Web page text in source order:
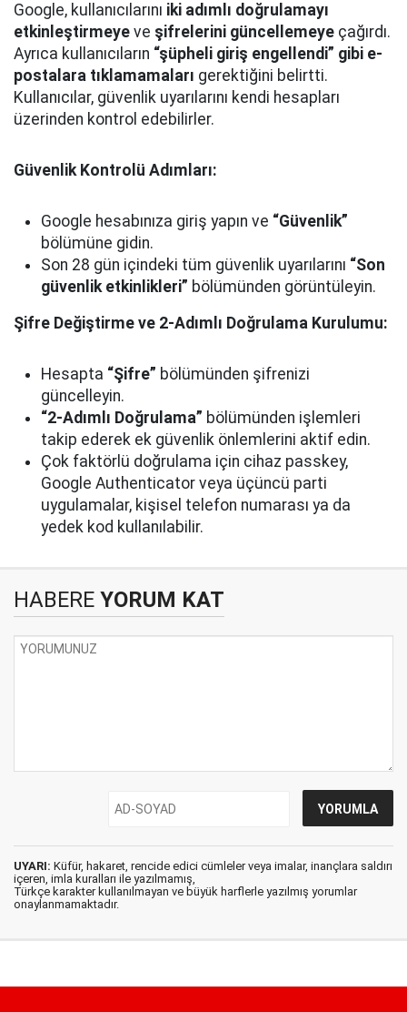
Google, kullanıcılarını iki adımlı doğrulamayı
etkinleştirmeye ve şifrelerini güncellemeye çağırdı.
Ayrıca kullanıcıların “şüpheli giriş engellendi” gibi e-
postalara tıklamamaları gerektiğini belirtti.
Kullanıcılar, güvenlik uyarılarını kendi hesapları
üzerinden kontrol edebilirler.
Güvenlik Kontrolü Adımları:
Google hesabınıza giriş yapın ve “Güvenlik”
bölümüne gidin.
Son 28 gün içindeki tüm güvenlik uyarılarını “Son
güvenlik etkinlikleri” bölümünden görüntüleyin.
Şifre Değiştirme ve 2-Adımlı Doğrulama Kurulumu:
Hesapta “Şifre” bölümünden şifrenizi
güncelleyin.
“2-Adımlı Doğrulama” bölümünden işlemleri
takip ederek ek güvenlik önlemlerini aktif edin.
Çok faktörlü doğrulama için cihaz passkey,
Google Authenticator veya üçüncü parti
uygulamalar, kişisel telefon numarası ya da
yedek kod kullanılabilir.
HABERE YORUM KAT
UYARI: Küfür, hakaret, rencide edici cümleler veya imalar, inançlara saldırı
içeren, imla kuralları ile yazılmamış,
Türkçe karakter kullanılmayan ve büyük harflerle yazılmış yorumlar
onaylanmamaktadır.